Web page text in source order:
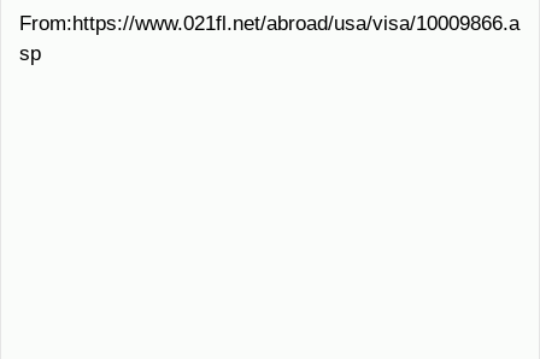
From:https://www.021fl.net/abroad/usa/visa/10009866.a
sp